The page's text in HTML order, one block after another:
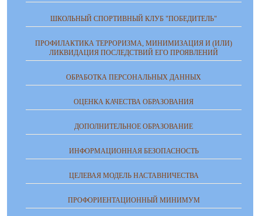
ШКОЛЬНЫЙ СПОРТИВНЫЙ КЛУБ "ПОБЕДИТЕЛЬ"
ПРОФИЛАКТИКА ТЕРРОРИЗМА, МИНИМИЗАЦИЯ И (ИЛИ)
ЛИКВИДАЦИЯ ПОСЛЕДСТВИЙ ЕГО ПРОЯВЛЕНИЙ
ОБРАБОТКА ПЕРСОНАЛЬНЫХ ДАННЫХ
ОЦЕНКА КАЧЕСТВА ОБРАЗОВАНИЯ
ДОПОЛНИТЕЛЬНОЕ ОБРАЗОВАНИЕ
ИНФОРМАЦИОННАЯ БЕЗОПАСНОСТЬ
ЦЕЛЕВАЯ МОДЕЛЬ НАСТАВНИЧЕСТВА
ПРОФОРИЕНТАЦИОННЫЙ МИНИМУМ